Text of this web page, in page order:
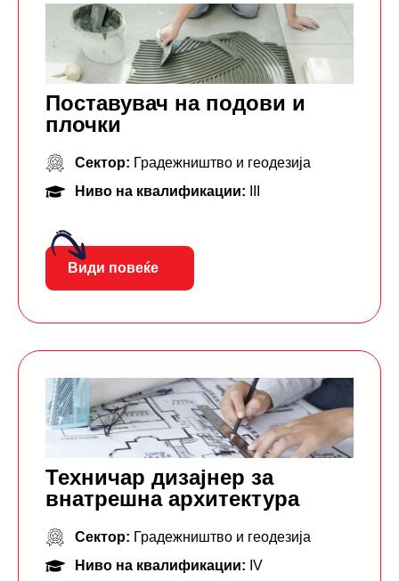
Поставувач на подови и
плочки
Сектор: Градежништво и геодезија
Ниво на квалификации:
Види повеќе
Техничар дизајнер за
внатрешна архитектура
Сектор: Градежништво и геодезија
Ниво на квалификации: IV